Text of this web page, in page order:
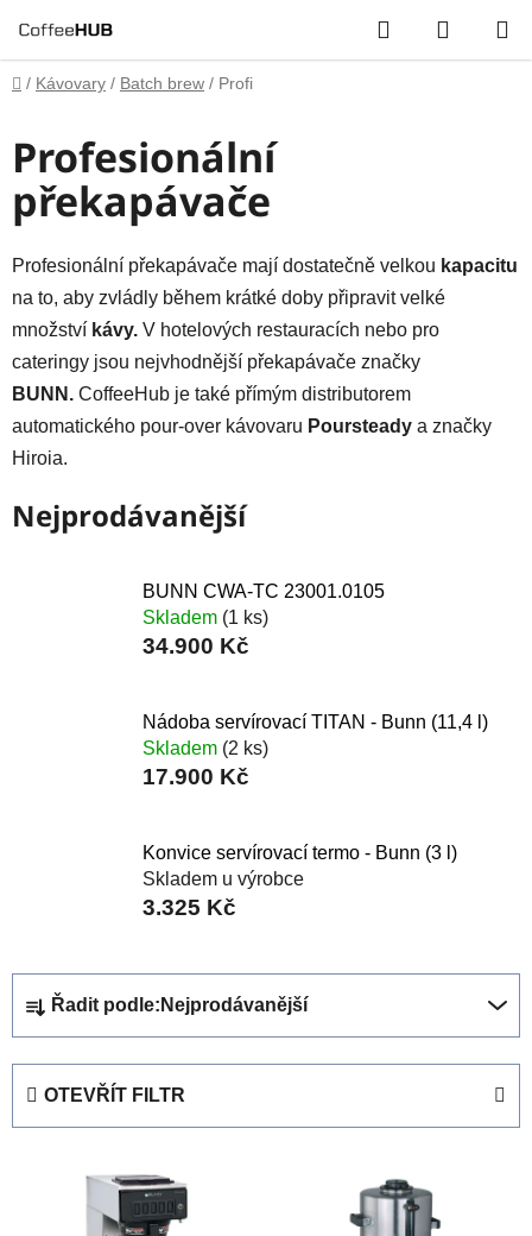
na
obsah
Hledat
KOŠÍK
Domů
/ Kávovary / Batch brew / Profi
Profesionální
překapávače
Profesionální překapávače mají dostatečně velkou kapacitu
na to, aby zvládly během krátké doby připravit velké
množství kávy. V hotelových restauracích nebo pro
cateringy jsou nejvhodnější překapávače značky
BUNN. CoffeeHub je také přímým distributorem
automatického pour-over kávovaru Poursteady a značky
Hiroia.
Nejprodávanější
BUNN CWA-TC 23001.0105
Skladem (1 ks)
34.900 Kč
Nádoba servírovací TITAN - Bunn (11,4 l)
Skladem (2 ks)
17.900 Kč
Konvice servírovací termo - Bunn (3 l)
Skladem u výrobce
3.325 Kč
Ř
a
z
n
Řadit podle: Nejprodávanější
OTEVŘÍT FILTR